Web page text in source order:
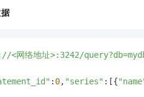
网络地址>:3242/
: 0, "series" :[{